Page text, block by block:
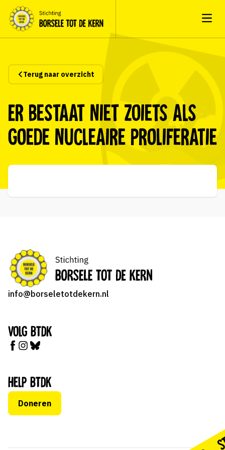
Terug naar overzicht
Er bestaat niet zoiets als
goede nucleaire proliferatie
info@borseletotdekern.nl
Volg BTDK
Help BTDK
Doneren